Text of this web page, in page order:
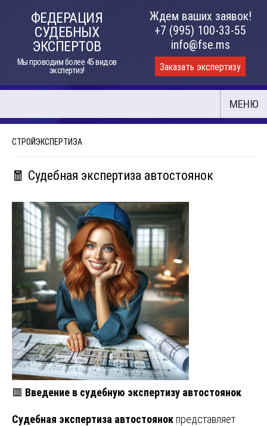
ФЕДЕРАЦИЯ
СУДЕБНЫХ
ЭКСПЕРТОВ
Мы проводим более 45 видов
экспертиз!
Ждем ваших заявок!
+7 (995) 100-33-55
info@fse.ms
Заказать экспертизу
МЕНЮ
СТРОЙЭКСПЕРТИЗА
🧧 Судебная экспертиза автостоянок
🟥 Введение в судебную экспертизу автостоянок
Судебная экспертиза автостоянок представляет